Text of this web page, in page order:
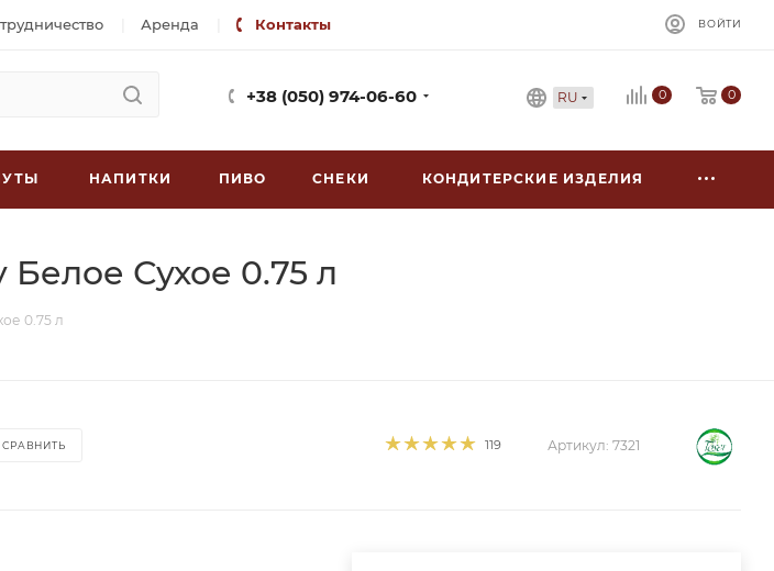
Аренда Контакты ВОЙТИ
+38 (050) 974-06-60 RU 0 0
НАПИТКИ ПИВО СНЕКИ КОНДИТЕРСКИЕ ИЗДЕЛИЯ
Белое Сухое 0.75 л
0.75 л
СРАВНИТЬ 119 Артикул: 7321